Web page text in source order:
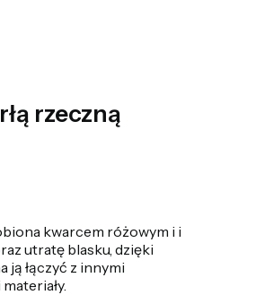
rzeczną
kwarcem różowym i i
utratę blasku, dzięki
ją łączyć z innymi